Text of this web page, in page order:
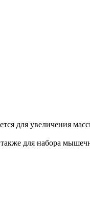
для увеличения
также для набора